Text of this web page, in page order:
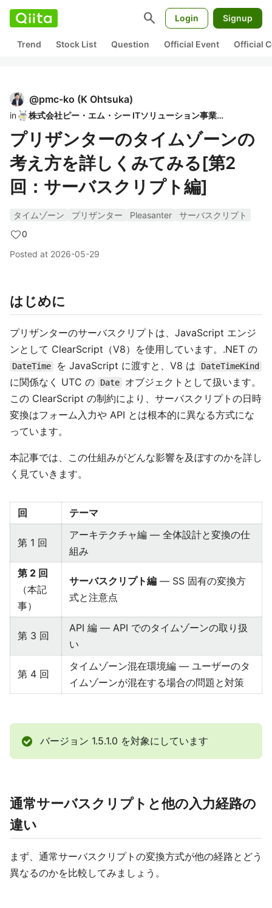
search Login Signup
Trend Stock List Question Official Event Official
@pmc-ko (K Ohtsuka)
in 株式会社ピー・エム・シー ITソリューション事業部
プリザンターのタイムゾーンの
考え方を詳しくみてみる[第2
回：サーバスクリプト編]
タイムゾーン プリザンター Pleasanter
サーバスクリプト
0
Posted at 2026-05-29
はじめに
プリザンターのサーバスクリプトは、JavaScript エンジ
ンとして ClearScript（V8）を使用しています。.NET の
DateTime を JavaScript に渡すと、V8 は DateTimeKind
に関係なく UTC の Date
オブジェクトとして扱います。
この ClearScript の制約により、サーバスクリプトの日時
変換はフォーム入力や API とは根本的に異なる方式にな
っています。
本記事では、この仕組みがどんな影響を及ぼすのかを詳し
く見ていきます。
回 テーマ
第 1 回
アーキテクチャ編 — 全体設計と変換の仕
組み
第 2 回
（本記
事）
サーバスクリプト編 — SS 固有の変換方
式と注意点
第 3 回
API 編 — API でのタイムゾーンの取り扱
い
第 4 回
タイムゾーン混在環境編 — ユーザーのタ
イムゾーンが混在する場合の問題と対策
バージョン 1.5.1.0 を対象にしています
通常サーバスクリプトと他の入力経路の
違い
まず、通常サーバスクリプトの変換方式が他の経路とどう
異なるのかを比較してみましょう。